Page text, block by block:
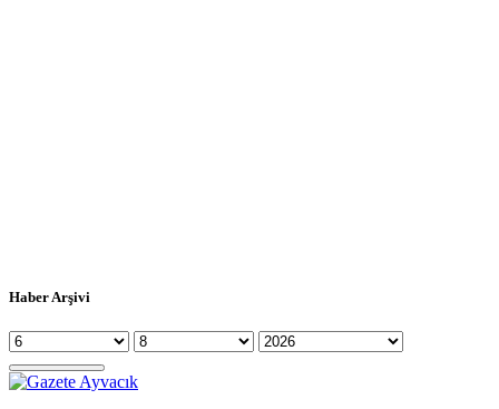
Haber Arşivi